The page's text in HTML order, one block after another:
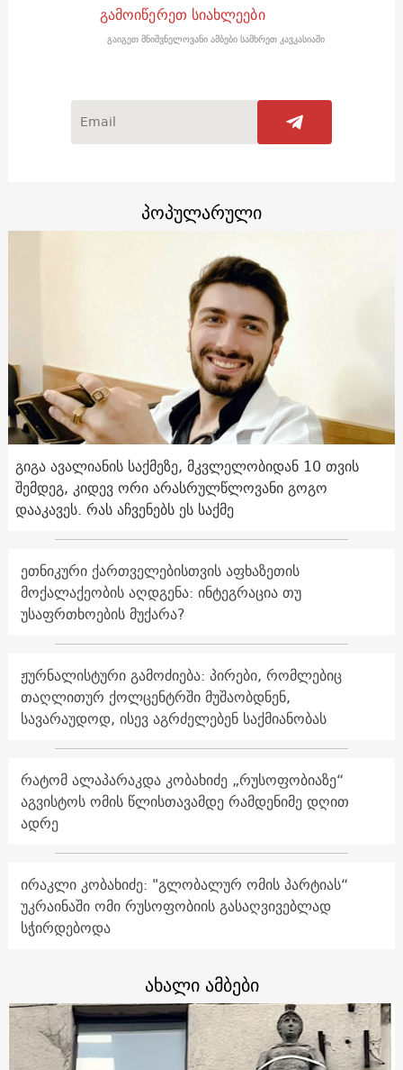
გამოიწერეთ სიახლეები
გაიგეთ მნიშვნელოვანი ამბები სამხრეთ კავკასიაში
პოპულარული
გიგა ავალიანის საქმეზე, მკვლელობიდან 10 თვის
შემდეგ, კიდევ ორი არასრულწლოვანი გოგო
დააკავეს. რას აჩვენებს ეს საქმე
ეთნიკური ქართველებისთვის აფხაზეთის
მოქალაქეობის აღდგენა: ინტეგრაცია თუ
უსაფრთხოების მუქარა?
ჟურნალისტური გამოძიება: პირები, რომლებიც
თაღლითურ ქოლცენტრში მუშაობდნენ,
სავარაუდოდ, ისევ აგრძელებენ საქმიანობას
რატომ ალაპარაკდა კობახიძე „რუსოფობიაზე“
აგვისტოს ომის წლისთავამდე რამდენიმე დღით
ადრე
ირაკლი კობახიძე: "გლობალურ ომის პარტიას“
უკრაინაში ომი რუსოფობიის გასაღვივებლად
სჭირდებოდა
ახალი ამბები